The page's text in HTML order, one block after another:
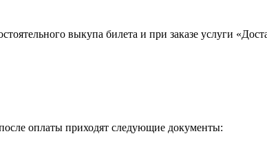
выкупа билета и при заказе услуги
оплаты приходят следующие документы: